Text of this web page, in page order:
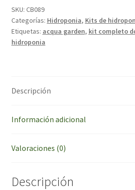
10l
+
Nutrientes
250ml
SKU: CB089
Categorías: Hidroponia, Kits de
Etiquetas: acqua garden, kit completo
hidroponia
Descripción
Información adicional
Valoraciones (0)
Descripción